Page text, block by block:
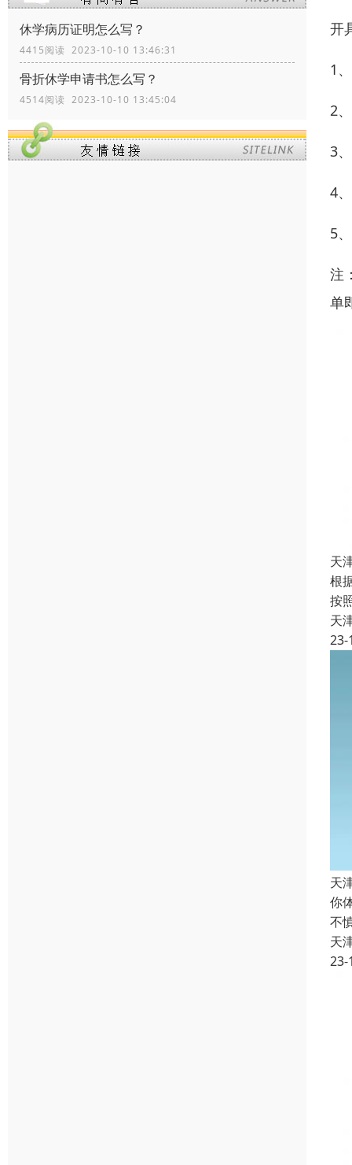
休学病历证明怎么写？
4415阅读 2023-10-10 13:46:31
骨折休学申请书怎么写？
4514阅读 2023-10-10 13:45:04
开
1
2
3
4
5
注
单
天
根
按
天
23-
天
你
不
天
23-